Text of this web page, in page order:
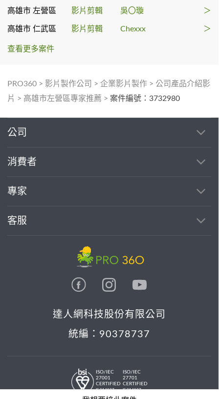
高雄市 左營區 影片剪輯 吳〇璇 ＞
高雄市 仁武區 影片剪輯 Chexxx ＞
查看更多案件
PRO360 > 影片製作公司 > 企業影片製作 > 公司產品介紹影
片 > 高雄市左營區專家推薦 > 案件編號：3732980
公司
消費者
專家
客服
達人網科技股份有限公司
統編：90378737
ISO/IEC
27001
CERTIFIED
IS 814197
ISO/IEC
27701
CERTIFIED
IS 814197